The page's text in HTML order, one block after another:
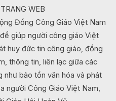
WEB
Đồng Công Giáo Việt Nam
giúp người công giáo Việt
huy đức tin công giáo, đồng
thông tin, liên lạc giữa các
bảo tồn văn hóa và phát
người Công Giáo Việt Nam,